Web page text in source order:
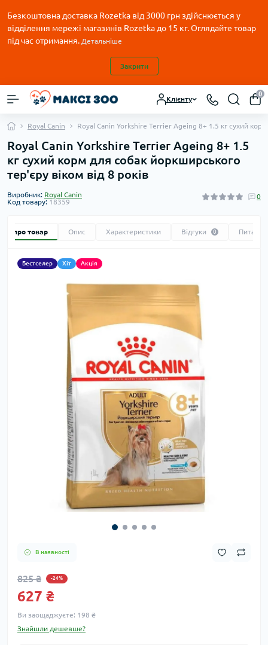
Безкоштовна доставка Rozetka від 3000 грн здійснюється у
відділення мережі магазинів Rozetka до 15 кг. Оглядайте товар
під час отримання. Детальніше
Закрити
Клієнту
0
Royal Canin Royal Canin Yorkshire Terrier Ageing 8+ 1.5 кг сухий
Royal Canin Yorkshire Terrier Ageing 8+ 1.5
кг сухий корм для собак йоркширського
тер'єру віком від 8 років
Виробник: Royal Canin
Код товару: 18359
0
про товар Опис Характеристики Відгуки 0 Питання
Бестселер Хіт Акція
В наявності
825 ₴ -24%
627 ₴
Ви заощаджуєте: 198 ₴
Знайшли дешевше?